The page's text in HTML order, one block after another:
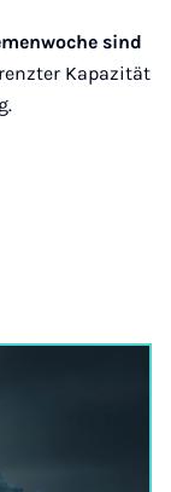
sind
Kapazität